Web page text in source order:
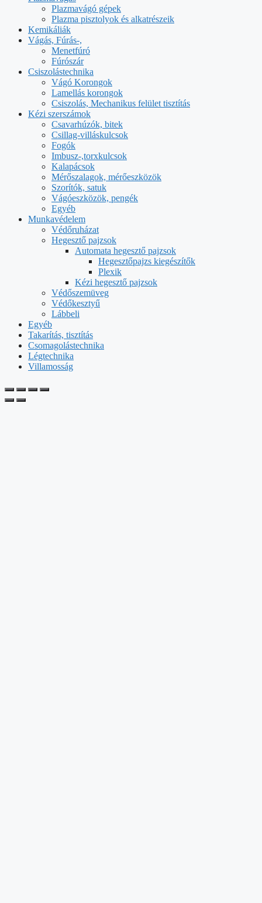
Plazmavágó gépek
Plazma pisztolyok és alkatrészeik
Kemikáliák
Vágás, Fúrás-,
Menetfúró
Fúrószár
Csiszolástechnika
Vágó Korongok
Lamellás korongok
Csiszolás, Mechanikus felület tisztítás
Kézi szerszámok
Csavarhúzók, bitek
Csillag-villáskulcsok
Fogók
Imbusz-,torxkulcsok
Kalapácsok
Mérőszalagok, mérőeszközök
Szorítók, satuk
Vágóeszközök, pengék
Egyéb
Munkavédelem
Védőruházat
Hegesztő pajzsok
Automata hegesztő pajzsok
Hegesztőpajzs kiegészítők
Plexik
Kézi hegesztő pajzsok
Védőszemüveg
Védőkesztyű
Lábbeli
Egyéb
Takarítás, tisztítás
Csomagolástechnika
Légtechnika
Villamosság